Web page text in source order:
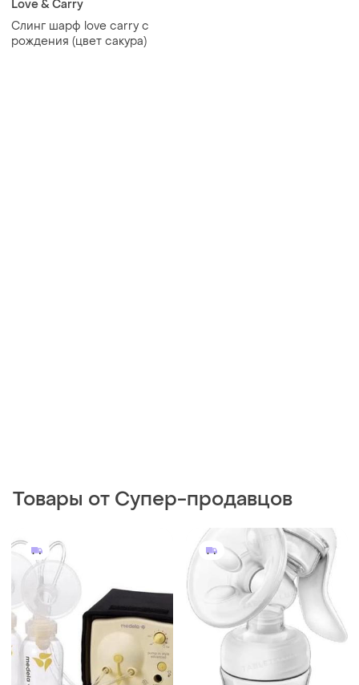
Love & Carry
Cлинг шарф love carry с
рождения (цвет сакура)
Товары от Супер-продавцов